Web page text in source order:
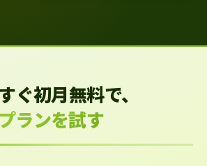
ぐ初月無料で、
プランを試す